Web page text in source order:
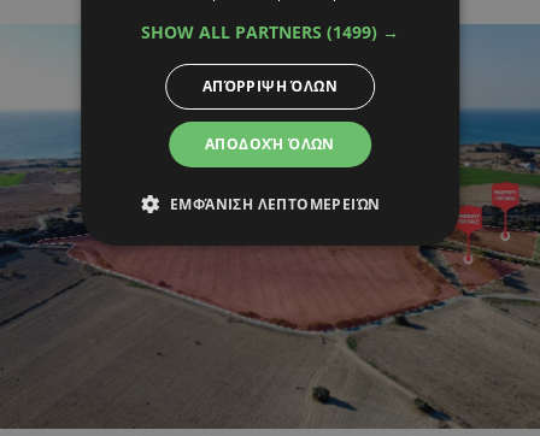
SHOW ALL PARTNERS (1499) →
ΑΠΟΔΟΧΉ ΌΛΩΝ
ΑΠΌΡΡΙΨΗ ΌΛΩΝ
ΕΜΦΆΝΙΣΗ ΛΕΠΤΟΜΕΡΕΙΏΝ